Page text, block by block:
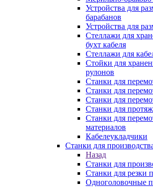
Устройства для
барабанов
Устройства для
Стеллажи для
бухт кабеля
Стеллажи для
Стойки для
рулонов
Станки для
Станки для
Станки для
Станки для
Станки для
материалов
Кабелеукладчики
Станки для
Назад
Станки для
Станки для резки
Одноголовочные